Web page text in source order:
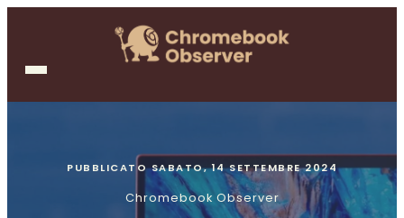
PUBBLICATOSABATO, 14 SETTEMBRE 2024
Chromebook Observer